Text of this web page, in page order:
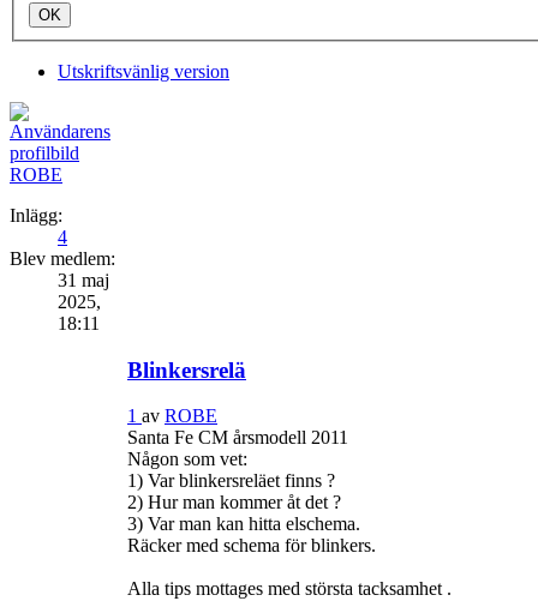
Utskriftsvänlig version
ROBE
Inlägg:
4
Blev medlem:
31 maj
2025,
18:11
Blinkersrelä
1 av ROBE
Santa Fe CM årsmodell 2011
Någon som vet:
1) Var blinkersreläet finns ?
2) Hur man kommer åt det ?
3) Var man kan hitta elschema.
Räcker med schema för blinkers.
Alla tips mottages med största tacksamhet .